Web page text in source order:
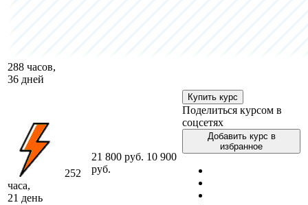
288 часов,
36 дней
252
часа,
21 день
21 800 руб. 10 900
руб.
Купить курс
Поделиться курсом в
соцсетях
Добавить курс в
избранное